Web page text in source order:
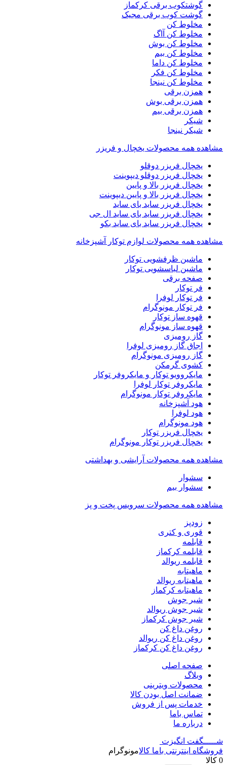
گوشتکوب برقی کرکماز
گوشت کوب برقی مجیک
مخلوط کن
مخلوط کن آاگ
مخلوط کن بوش
مخلوط کن بیم
مخلوط کن داما
مخلوط کن فکر
مخلوط کن نینجا
همزن برقی
همزن برقی بوش
همزن برقی بیم
شیکر
شیکر نینجا
مشاهده همه محصولات یخچال و فریزر
یخچال فریزر دوقلو
یخچال فریزر دوقلو دیپوینت
یخچال فریزر بالا و پایین
یخچال فریزر بالا و پایین دیپوینت
یخچال فریزر ساید بای ساید
یخچال فریزر ساید بای ساید ال جی
یخچال فریزر ساید بای ساید بکو
مشاهده همه محصولات لوازم توکار آشپزخانه
ماشین ظرفشویی توکار
ماشین لباسشویی توکار
صفحه برقی
فر توکار
فر توکار لوفرا
فر توکار مونوگرام
قهوه ساز توکار
قهوه ساز مونوگرام
گاز رومیزی
اجاق گاز رومیزی لوفرا
گاز رومیزی مونوگرام
کشوی گرمکن
مایکروویو توکار و مایکروفر توکار
مایکروفر توکار لوفرا
مایکروفر توکار مونوگرام
هود آشپزخانه
هود لوفرا
هود مونوگرام
یخچال فریزر توکار
یخچال فریزر توکار مونوگرام
مشاهده همه محصولات آرایشی و بهداشتی
سشوار
سشوار بیم
مشاهده همه محصولات سرویس پخت و پز
زودپز
قوری و کتری
قابلمه
قابلمه کرکماز
قابلمه ریوالد
ماهیتابه
ماهیتابه ریوالد
ماهیتابه کرکماز
شیر جوش
شیر جوش ریوالد
شیر جوش کرکماز
روغن داغ کن
روغن داغ کن ریوالد
روغن داغ کن کرکماز
صفحه اصلی
وبلاگ
محصولات ویترینی
ضمانت اصل بودن کالا
خدمات پس از فروش
تماس باما
درباره ما
شـــــگفت انگیزت
فروشگاه اینترنتی باما کالامونوگرام
0 کالا